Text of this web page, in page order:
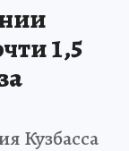
1,5
Кузбасса